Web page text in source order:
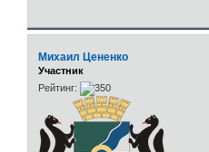
Михаил Цененко
Участник
Рейтинг: